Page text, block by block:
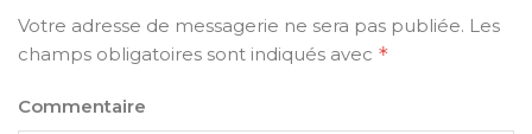
Votre adresse de messagerie ne sera pas publiée. Les
champs obligatoires sont indiqués avec *
Commentaire